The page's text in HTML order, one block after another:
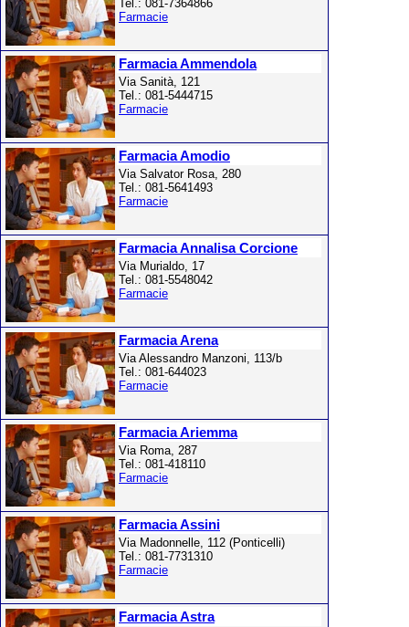
Tel.: 081-7364866
Farmacie
Farmacia Ammendola
Via Sanità, 121
Tel.: 081-5444715
Farmacie
Farmacia Amodio
Via Salvator Rosa, 280
Tel.: 081-5641493
Farmacie
Farmacia Annalisa Corcione
Via Murialdo, 17
Tel.: 081-5548042
Farmacie
Farmacia Arena
Via Alessandro Manzoni, 113/b
Tel.: 081-644023
Farmacie
Farmacia Ariemma
Via Roma, 287
Tel.: 081-418110
Farmacie
Farmacia Assini
Via Madonnelle, 112 (Ponticelli)
Tel.: 081-7731310
Farmacie
Farmacia Astra